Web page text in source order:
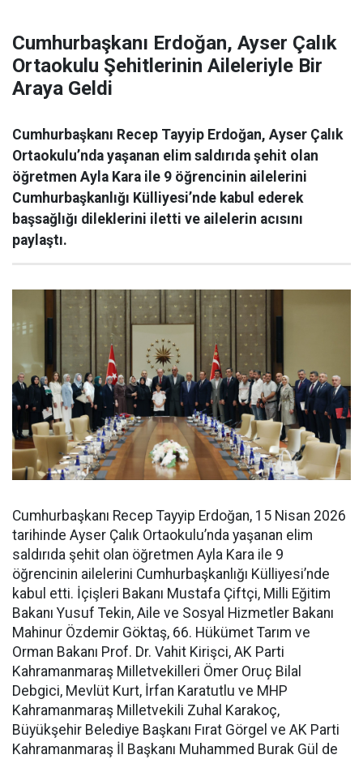
Cumhurbaşkanı Erdoğan, Ayser Çalık
Ortaokulu Şehitlerinin Aileleriyle Bir
Araya Geldi
Cumhurbaşkanı Recep Tayyip Erdoğan, Ayser Çalık
Ortaokulu’nda yaşanan elim saldırıda şehit olan
öğretmen Ayla Kara ile 9 öğrencinin ailelerini
Cumhurbaşkanlığı Külliyesi’nde kabul ederek
başsağlığı dileklerini iletti ve ailelerin acısını
paylaştı.
Cumhurbaşkanı Recep Tayyip Erdoğan, 15 Nisan 2026
tarihinde Ayser Çalık Ortaokulu’nda yaşanan elim
saldırıda şehit olan öğretmen Ayla Kara ile 9
öğrencinin ailelerini Cumhurbaşkanlığı Külliyesi’nde
kabul etti. İçişleri Bakanı Mustafa Çiftçi, Milli Eğitim
Bakanı Yusuf Tekin, Aile ve Sosyal Hizmetler Bakanı
Mahinur Özdemir Göktaş, 66. Hükümet Tarım ve
Orman Bakanı Prof. Dr. Vahit Kirişci, AK Parti
Kahramanmaraş Milletvekilleri Ömer Oruç Bilal
Debgici, Mevlüt Kurt, İrfan Karatutlu ve MHP
Kahramanmaraş Milletvekili Zuhal Karakoç,
Büyükşehir Belediye Başkanı Fırat Görgel ve AK Parti
Kahramanmaraş İl Başkanı Muhammed Burak Gül de